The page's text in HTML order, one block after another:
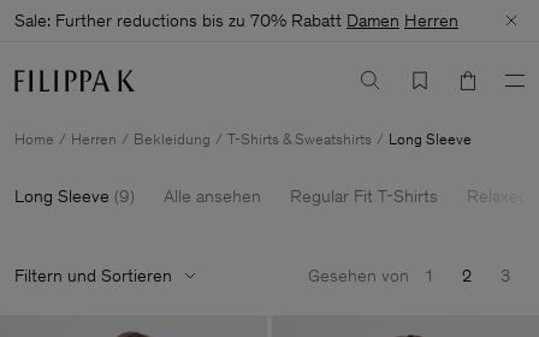
Sale: Further reductions bis zu 70% Rabatt Damen Herren
Home Herren Bekleidung T-Shirts & Sweatshirts Long Sleeve
Long Sleeve (9) Alle ansehen Regular Fit T-Shirts Relaxed
Filtern und Sortieren Gesehen von 1 2 3